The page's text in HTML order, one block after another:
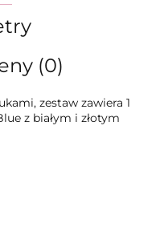
(0)
zestaw zawiera 1
z białym i złotym